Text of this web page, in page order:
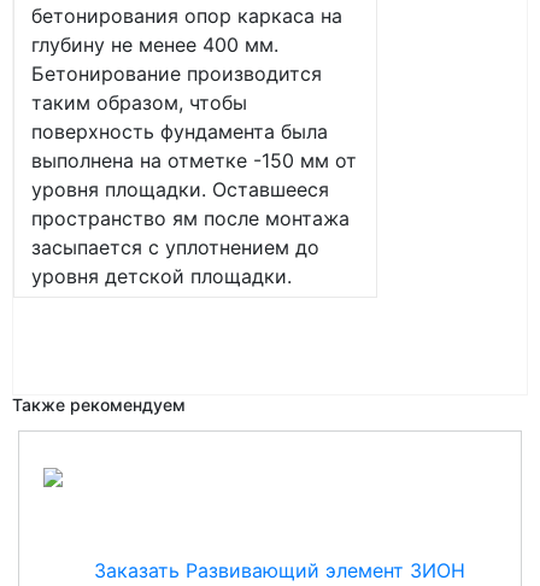
бетонирования опор каркаса на
глубину не менее 400 мм.
Бетонирование производится
таким образом, чтобы
поверхность фундамента была
выполнена на отметке -150 мм от
уровня площадки. Оставшееся
пространство ям после монтажа
засыпается с уплотнением до
уровня детской площадки.
Также рекомендуем